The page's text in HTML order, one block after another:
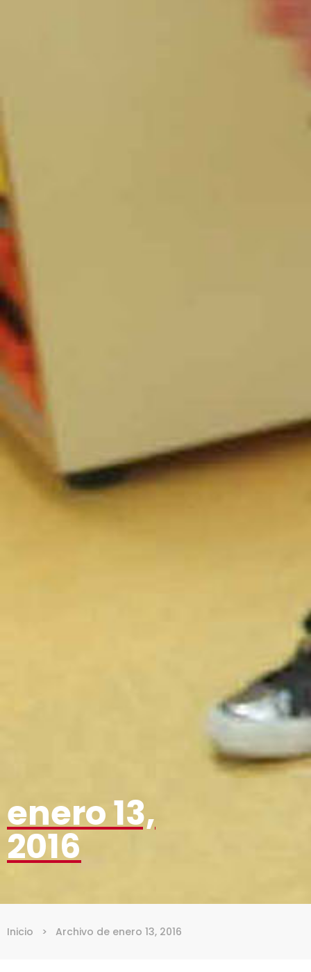
enero 13,
2016
Inicio > Archivo de enero 13, 2016